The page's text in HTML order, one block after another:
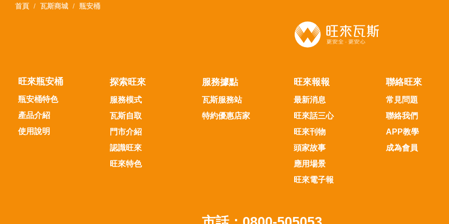
首頁 瓦斯商城 瓶安桶
旺來瓶安桶
瓶安桶特色
產品介紹
使用說明
探索旺來
服務模式
瓦斯自取
門市介紹
認識旺來
旺來特色
服務據點
瓦斯服務站
特約優惠店家
旺來報報
最新消息
旺來話三心
旺來刊物
頭家故事
應用場景
旺來電子報
聯絡旺來
常見問題
聯絡我們
APP教學
成為會員